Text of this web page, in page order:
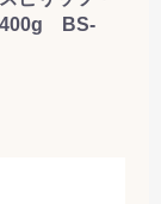
BS-